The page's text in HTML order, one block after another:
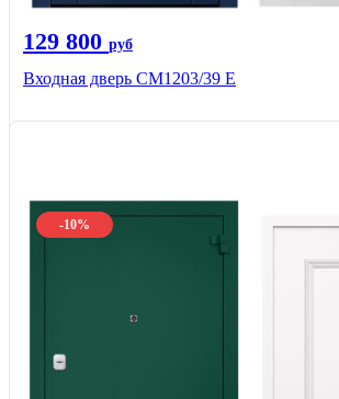
129 800 руб
Входная дверь СМ1203/39 E
-10%